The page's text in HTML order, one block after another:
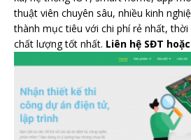
thuật viên chuyên sâu, nhiều kinh
thành mục tiêu với chi phí rẻ nhất,
chất lượng tốt nhất. Liên hệ SĐT